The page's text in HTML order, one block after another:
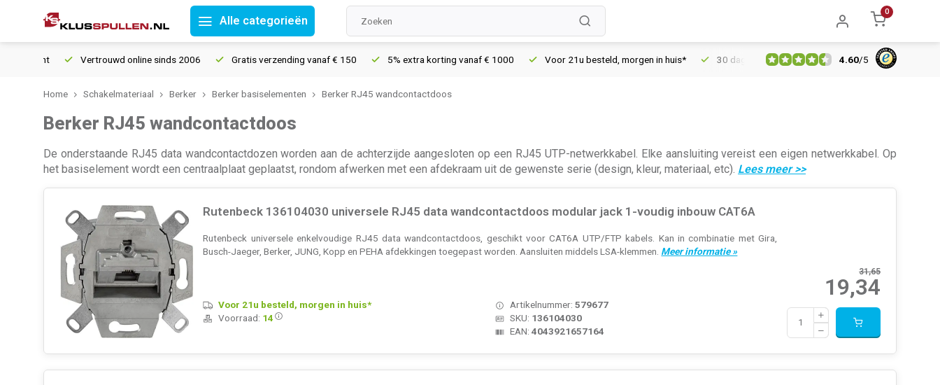
Alle categorieën
0
Vertrouwd online sinds 2006 Gratis verzending vanaf € 150 5% extra korting vanaf € 1000 Voor 21u besteld, morgen in huis* 30 dagen retourrecht Vertrouwd online sinds 2006
4.60/5
Home Schakelmateriaal Berker Berker basiselementen Berker RJ45 wandcontactdoos
Berker RJ45 wandcontactdoos
De onderstaande RJ45 data wandcontactdozen worden aan de achterzijde aangesloten op een RJ45 UTP-netwerkkabel. Elke aansluiting vereist een eigen netwerkkabel. Op
het basiselement wordt een centraalplaat geplaatst, rondom afwerken met een afdekraam uit de gewenste serie (design, kleur, materiaal, etc). Lees meer>>
Rutenbeck 136104030 universele RJ45 data wandcontactdoos modular jack 1-voudig inbouw CAT6A
Rutenbeck universele enkelvoudige RJ45 data wandcontactdoos, geschikt voor CAT6A UTP/FTP kabels. Kan in combinatie met Gira,
Busch-Jaeger, Berker, JUNG, Kopp en PEHA afdekkingen toegepast worden. Aansluiten middels LSA-klemmen. Meer informatie »
31,65
19,34
Artikelnummer:579677
SKU: 136104030
EAN:4043921657164
Voor 21u besteld, morgen in huis*
Voorraad: 14